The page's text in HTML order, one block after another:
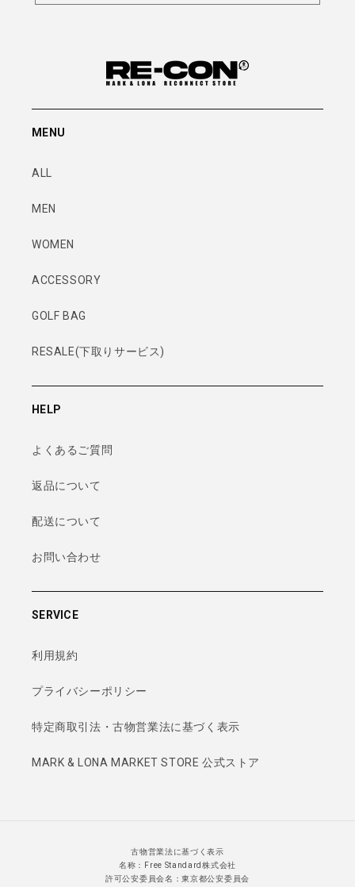
MENU
ALL
MEN
WOMEN
ACCESSORY
GOLF BAG
RESALE(下取りサービス)
HELP
よくあるご質問
返品について
配送について
お問い合わせ
SERVICE
利用規約
プライバシーポリシー
特定商取引法・古物営業法に基づく表示
MARK & LONA MARKET STORE 公式ストア
古物営業法に基づく表示
名称：Free Standard株式会社
許可公安委員会名：東京都公安委員会